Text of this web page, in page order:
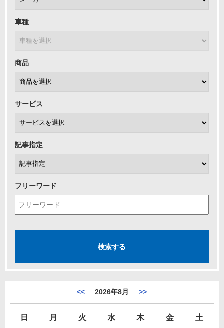
車種
商品
サービス
記事指定
フリーワード
<< 2026年8月 >>
日 月 火 水 木 金
土